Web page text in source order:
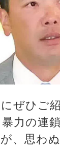
ぜひご
力の連
、思わ